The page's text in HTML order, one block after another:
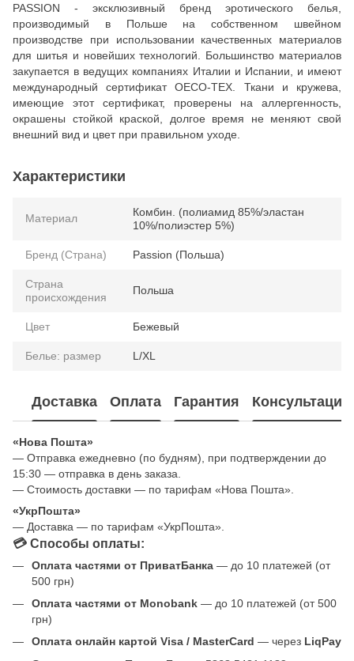
PASSION - эксклюзивный бренд эротического белья,
производимый в Польше на собственном швейном
производстве при использовании качественных материалов
для шитья и новейших технологий. Большинство материалов
закупается в ведущих компаниях Италии и Испании, и имеют
международный сертификат OECO-TEX. Ткани и кружева,
имеющие этот сертификат, проверены на аллергенность,
окрашены стойкой краской, долгое время не меняют свой
внешний вид и цвет при правильном уходе.
Характеристики
Материал
Комбин. (полиамид 85%/эластан
10%/полиэстер 5%)
Бренд (Страна) Passion (Польша)
Страна
происхождения
Польша
Цвет Бежевый
Белье: размер L/XL
Доставка Оплата Гарантия Консультация
«Нова Пошта»
— Отправка ежедневно (по будням), при подтверждении до
15:30 — отправка в день заказа.
— Стоимость доставки — по тарифам «Нова Пошта».
«УкрПошта»
— Доставка — по тарифам «УкрПошта».
💳 Способы оплаты:
Оплата частями от ПриватБанка — до 10 платежей (от
500 грн)
Оплата частями от Monobank — до 10 платежей (от 500
грн)
Оплата онлайн картой Visa / MasterCard — через LiqPay